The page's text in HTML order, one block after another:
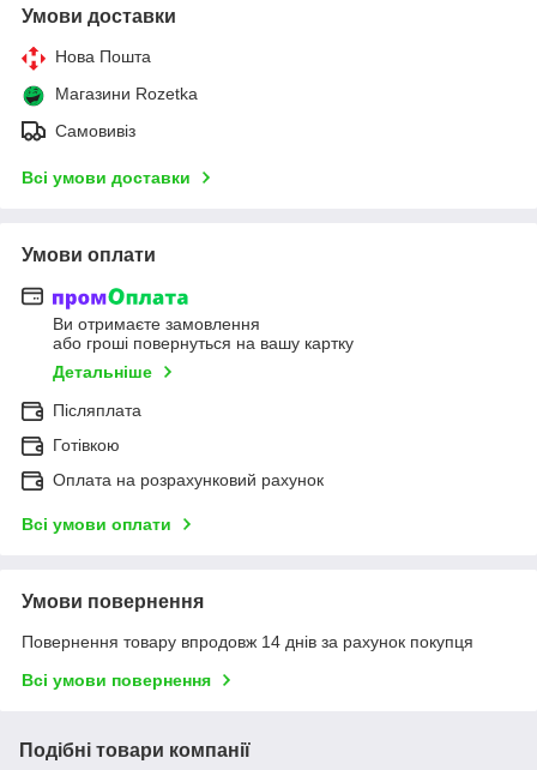
Умови доставки
Нова Пошта
Магазини Rozetka
Самовивіз
Всі умови доставки
Умови оплати
Ви отримаєте замовлення
або гроші повернуться на вашу картку
Детальніше
Післяплата
Готівкою
Оплата на розрахунковий рахунок
Всі умови оплати
Умови повернення
Повернення товару впродовж 14 днів за рахунок покупця
Всі умови повернення
Подібні товари компанії